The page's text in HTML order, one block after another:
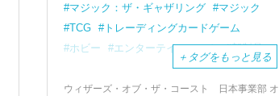
マジック：ザ・ギャザリング
マジック
TCG
トレーディングカードゲーム
ホビー
エンターテインメント 新製品
＋ タグをもっと見る
ウィザーズ・オブ・ザ・コースト 日本事業部 オ